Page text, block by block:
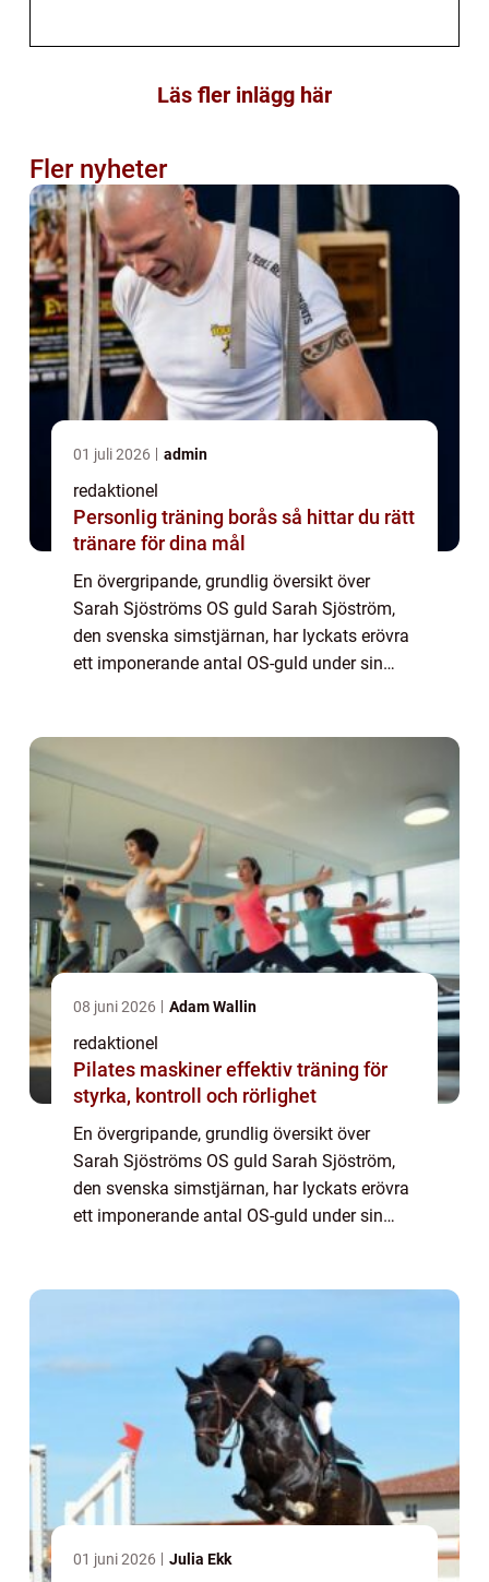
Läs fler inlägg här
Fler nyheter
01 juli 2026 admin
redaktionel
Personlig träning borås så hittar du rätt
tränare för dina mål
En övergripande, grundlig översikt över
Sarah Sjöströms OS guld Sarah Sjöström,
den svenska simstjärnan, har lyckats erövra
ett imponerande antal OS-guld under sin
08 juni 2026 Adam Wallin
redaktionel
Pilates maskiner effektiv träning för
styrka, kontroll och rörlighet
En övergripande, grundlig översikt över
Sarah Sjöströms OS guld Sarah Sjöström,
den svenska simstjärnan, har lyckats erövra
ett imponerande antal OS-guld under sin
01 juni 2026 Julia Ekk